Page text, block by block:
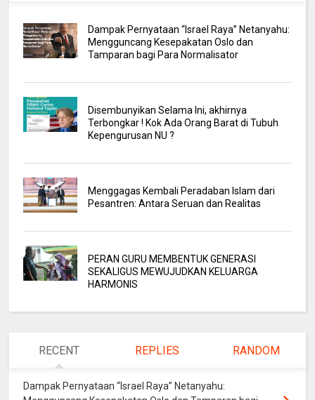
Dampak Pernyataan “Israel Raya” Netanyahu:
Mengguncang Kesepakatan Oslo dan
Tamparan bagi Para Normalisator
Disembunyikan Selama Ini, akhirnya
Terbongkar ! Kok Ada Orang Barat di Tubuh
Kepengurusan NU ?
Menggagas Kembali Peradaban Islam dari
Pesantren: Antara Seruan dan Realitas
PERAN GURU MEMBENTUK GENERASI
SEKALIGUS MEWUJUDKAN KELUARGA
HARMONIS
RECENT REPLIES RANDOM
Dampak Pernyataan “Israel Raya” Netanyahu: